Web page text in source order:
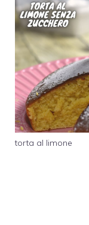
torta al limone